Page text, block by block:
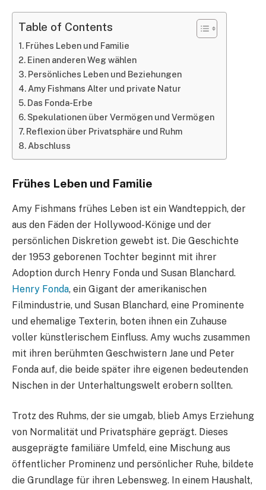
Table of Contents
Frühes Leben und Familie
Einen anderen Weg wählen
Persönliches Leben und Beziehungen
Amy Fishmans Alter und private Natur
Das Fonda-Erbe
Spekulationen über Vermögen und Vermögen
Reflexion über Privatsphäre und Ruhm
Abschluss
Frühes Leben und Familie
Amy Fishmans frühes Leben ist ein Wandteppich, der
aus den Fäden der Hollywood-Könige und der
persönlichen Diskretion gewebt ist. Die Geschichte
der 1953 geborenen Tochter beginnt mit ihrer
Adoption durch Henry Fonda und Susan Blanchard.
Henry Fonda, ein Gigant der amerikanischen
Filmindustrie, und Susan Blanchard, eine Prominente
und ehemalige Texterin, boten ihnen ein Zuhause
voller künstlerischem Einfluss. Amy wuchs zusammen
mit ihren berühmten Geschwistern Jane und Peter
Fonda auf, die beide später ihre eigenen bedeutenden
Nischen in der Unterhaltungswelt erobern sollten.
Trotz des Ruhms, der sie umgab, blieb Amys Erziehung
von Normalität und Privatsphäre geprägt. Dieses
ausgeprägte familiäre Umfeld, eine Mischung aus
öffentlicher Prominenz und persönlicher Ruhe, bildete
die Grundlage für ihren Lebensweg. In einem Haushalt,